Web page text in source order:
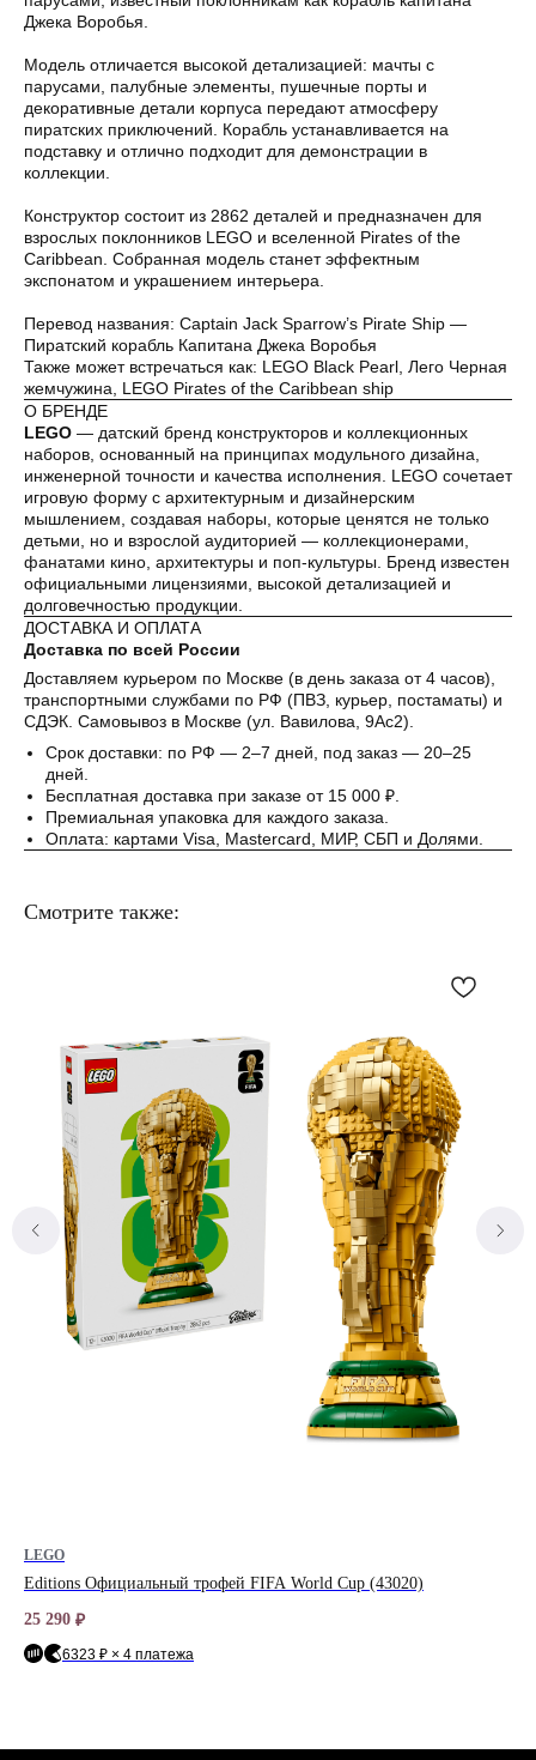
Джека Воробья.
Модель отличается высокой детализацией: мачты с
парусами, палубные элементы, пушечные порты и
декоративные детали корпуса передают атмосферу
пиратских приключений. Корабль устанавливается на
подставку и отлично подходит для демонстрации в
коллекции.
Конструктор состоит из 2862 деталей и предназначен для
взрослых поклонников LEGO и вселенной Pirates of the
Caribbean. Собранная модель станет эффектным
экспонатом и украшением интерьера.
Перевод названия: Captain Jack Sparrow’s Pirate Ship —
Пиратский корабль Капитана Джека Воробья
Также может встречаться как: LEGO Black Pearl, Лего Черная
жемчужина, LEGO Pirates of the Caribbean ship
О БРЕНДЕ
LEGO — датский бренд конструкторов и коллекционных
наборов, основанный на принципах модульного дизайна,
инженерной точности и качества исполнения. LEGO сочетает
игровую форму с архитектурным и дизайнерским
мышлением, создавая наборы, которые ценятся не только
детьми, но и взрослой аудиторией — коллекционерами,
фанатами кино, архитектуры и поп-культуры. Бренд известен
официальными лицензиями, высокой детализацией и
долговечностью продукции.
ДОСТАВКА И ОПЛАТА
Доставка по всей России
Доставляем курьером по Москве (в день заказа от 4 часов),
транспортными службами по РФ (ПВЗ, курьер, постаматы) и
СДЭК. Самовывоз в Москве (ул. Вавилова, 9Ас2).
Срок доставки: по РФ — 2–7 дней, под заказ — 20–25
дней.
Бесплатная доставка при заказе от 15 000 ₽.
Премиальная упаковка для каждого заказа.
Оплата: картами Visa, Mastercard, МИР, СБП и Долями.
Смотрите также:
Editions Официальный трофей FIFA World Cup (43020)
LEGO
25 290 ₽
6323 ₽ × 4 платежа
Оплата частями
Оплатите сегодня 25% стоимости покупки
картой любого банка, остальное — тремя
Оплата
сегодня
25%
Через
2 недели
25%
Через
4 недели
25%
Через
6 недель
25%
Без комиссий и переплат
Как обычная оплата картой
Понятно